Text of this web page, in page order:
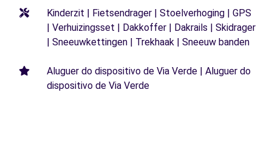
Kinderzit | Fietsendrager | Stoelverhoging | GPS
| Verhuizingsset | Dakkoffer | Dakrails | Skidrager
| Sneeuwkettingen | Trekhaak | Sneeuw banden
Aluguer do dispositivo de Via Verde | Aluguer do
dispositivo de Via Verde